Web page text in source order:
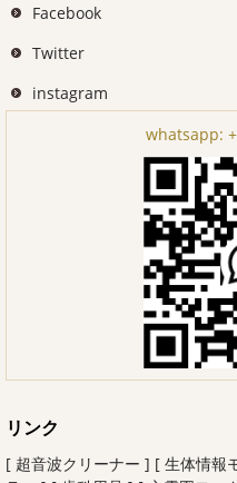
Facebook
Twitter
instagram
whatsapp:
リンク
[ 超音波クリーナー ] [ 生体情報